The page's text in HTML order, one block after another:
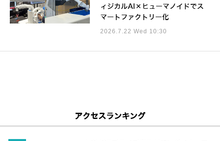
ィジカルAI×ヒューマノイドでス
マートファクトリー化
2026.7.22 Wed 10:30
アクセスランキング